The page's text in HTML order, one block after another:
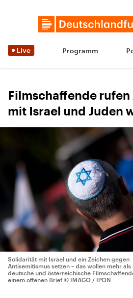
Live Programm
Filmschaffende
mit Israel und Juden
Solidarität mit Israel und ein Zeichen gegen
Antisemitismus setzen – das wollen mehr als
deutsche und österreichische
einem offenen Brief © IMAGO / IPON